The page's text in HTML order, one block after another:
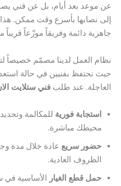
عن موعد بعد أيام، بل عن فني
إلى نصابها بأسرع وقت ممكن.
جاهزية دائمة وفريقاً موزّعاً قريباً
نظام العمل لدينا مصمّم خصيصاً
حيث نحتفظ بفنيين في حالة
العاجلة. عند طلب فني ستلايت
استجابة فورية للمكالمة
محيطك مباشرة.
حضور سريع عادة خلال مدة
الظروف العادية.
حمل قطع الغيار
الأساسية في